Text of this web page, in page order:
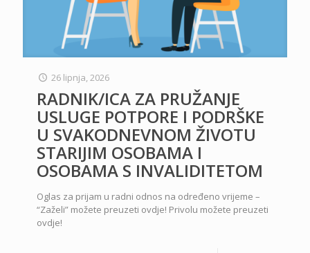
26 lipnja, 2026
RADNIK/ICA ZA PRUŽANJE
USLUGE POTPORE I PODRŠKE
U SVAKODNEVNOM ŽIVOTU
STARIJIM OSOBAMA I
OSOBAMA S INVALIDITETOM
Oglas za prijam u radni odnos na određeno vrijeme –
“Zaželi” možete preuzeti ovdje! Privolu možete preuzeti
ovdje!